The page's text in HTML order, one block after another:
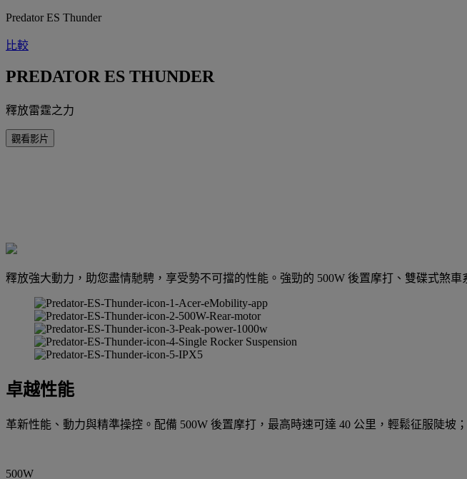
Predator ES Thunder
比較
PREDATOR ES THUNDER
釋放雷霆之力
觀看影片
釋放強大動力，助您盡情馳騁，享受勢不可擋的性能。強勁的 500W 後置摩打、雙碟式煞
卓越性能
革新性能、動力與精準操控。配備 500W 後置摩打，最高時速可達 40 公里，輕鬆征服陡坡
500W